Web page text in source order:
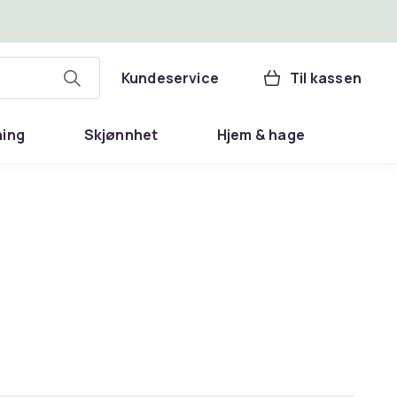
Kundeservice Til kassen
Skjønnhet Hjem & hage